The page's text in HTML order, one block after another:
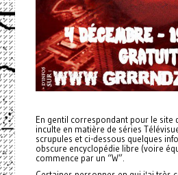
En gentil correspondant pour le site
inculte en matière de séries
scrupules et ci-dessous quelques
obscure encyclopédie libre (voire
commence par un “W”.